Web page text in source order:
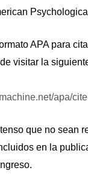
APA para
visitar la
apa/
que no sean
en la